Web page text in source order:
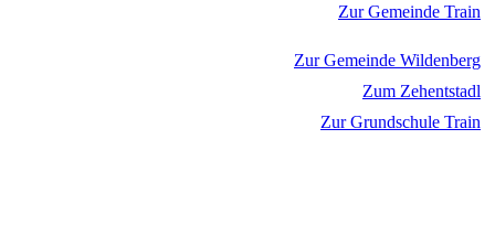
Zur Gemeinde Train
Zur Gemeinde Wildenberg
Zum Zehentstadl
Zur Grundschule Train